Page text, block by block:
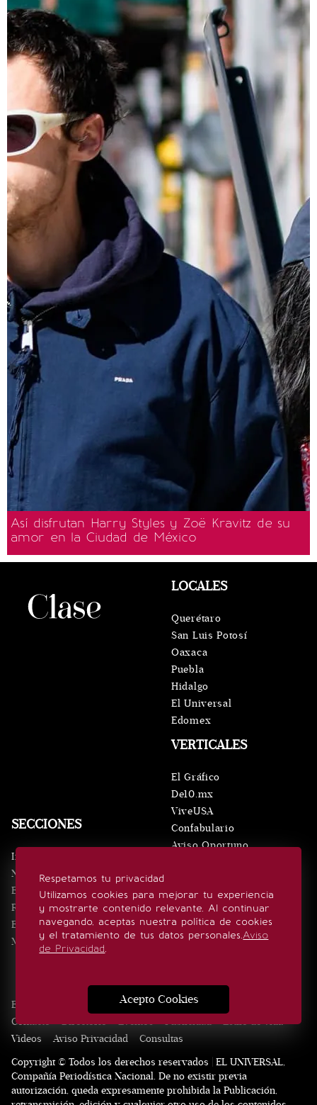
Así disfrutan Harry Styles y Zoë Kravitz de su
amor en la Ciudad de México
Respetamos tu privacidad
Utilizamos cookies para mejorar tu experiencia
y mostrarte contenido relevante. Al continuar
navegando, aceptas nuestra política de cookies
y el tratamiento de tus datos personales.Aviso
de Privacidad.
Acepto Cookies
SECCIONES
Inicio
Noticias
Eventos
Realeza
Estilo de vida
Minuto x Minuto
VERTICALES
El Gráfico
De10.mx
ViveUSA
Confabulario
Aviso Oportuno
LOCALES
Querétaro
San Luis Potosí
Oaxaca
Puebla
Hidalgo
El Universal
Edomex
SÍGUENOS
Edición Impresa Noticias Quiénes somos
Contacto
Directorio Eventos Publicidad
Estilo de vida
Videos
Aviso Privacidad
Consultas
Copyright © Todos los derechos reservados | EL UNIVERSAL,
Compañía Periodística Nacional. De no existir previa
autorización, queda expresamente prohibida la Publicación,